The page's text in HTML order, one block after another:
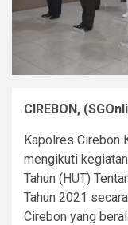
CIREBON,
Kapolres Cirebon
mengikuti
Tahun (HUT)
Tahun 2021
Cirebon yang